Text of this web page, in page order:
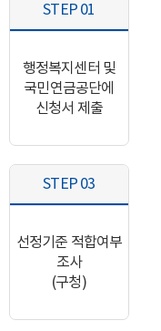
STEP 01
행정복지센터 및
국민연금공단에
신청서 제출
STEP 03
선정기준 적합여부
조사
(구청)